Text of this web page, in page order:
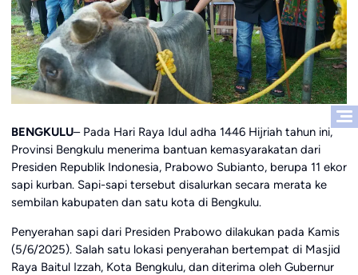
BENGKULU– Pada Hari Raya Idul adha 1446 Hijriah tahun ini,
Provinsi Bengkulu menerima bantuan kemasyarakatan dari
Presiden Republik Indonesia, Prabowo Subianto, berupa 11 ekor
sapi kurban. Sapi-sapi tersebut disalurkan secara merata ke
sembilan kabupaten dan satu kota di Bengkulu.
Penyerahan sapi dari Presiden Prabowo dilakukan pada Kamis
(5/6/2025). Salah satu lokasi penyerahan bertempat di Masjid
Raya Baitul Izzah, Kota Bengkulu, dan diterima oleh Gubernur